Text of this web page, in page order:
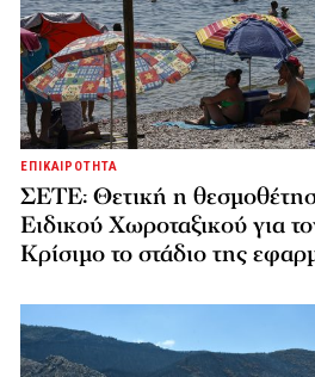
ΕΠΙΚΑΙΡΟΤΗΤΑ
ΣΕΤΕ: Θετική η
Ειδικού Χωροταξικού για
Κρίσιμο το στάδιο της